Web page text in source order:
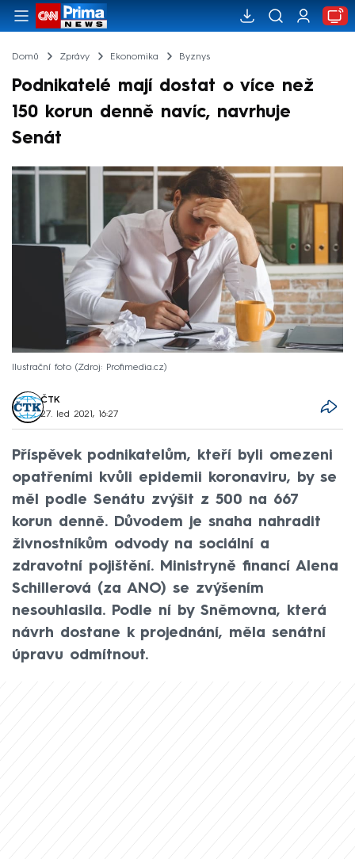
Domů Zprávy Ekonomika Byznys
Podnikatelé mají dostat o více než
150 korun denně navíc, navrhuje
Senát
Ilustrační foto Zdroj: Profimedia.cz
ČTK
27. led 2021, 16:27
Příspěvek podnikatelům, kteří byli omezeni
opatřeními kvůli epidemii koronaviru, by se
měl podle Senátu zvýšit z 500 na 667
korun denně. Důvodem je snaha nahradit
živnostníkům odvody na sociální a
zdravotní pojištění. Ministryně financí Alena
Schillerová (za ANO) se zvýšením
nesouhlasila. Podle ní by Sněmovna, která
návrh dostane k projednání, měla senátní
úpravu odmítnout.